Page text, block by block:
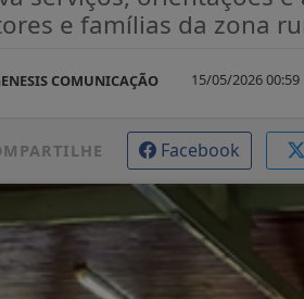
e famílias da zona
COMUNICAÇÃO 15/05/2026 00:59
Facebook